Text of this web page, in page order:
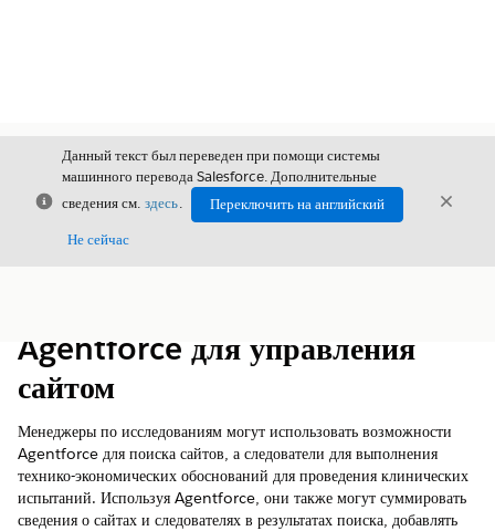
Закрыть
Данный текст был переведен при помощи системы
машинного перевода Salesforce. Дополнительные
сведения см. здесь.
Переключить на английский
Не сейчас
Agentforce для управления
сайтом
Менеджеры по исследованиям могут использовать возможности
Agentforce для поиска сайтов, а следователи для выполнения
технико-экономических обоснований для проведения клинических
испытаний. Используя Agentforce, они также могут суммировать
сведения о сайтах и следователях в результатах поиска, добавлять